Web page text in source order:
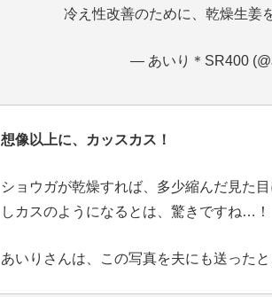
冷え性改善のために、乾燥生姜
— あいり＊SR400
想像以上に、カッスカス！
ショウガが乾燥すれば、多少縮んだ見た
しカスのようになるとは、驚きですね…！
あいりさんは、この写真を夫にも送った